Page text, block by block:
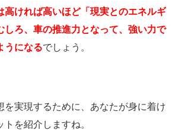
高ければ高いほど「現実とのエネルギ
しろ、車の推進力となって、強い力で
うになるでしょう。
を実現するために、あなたが身に着け
を紹介しますね。